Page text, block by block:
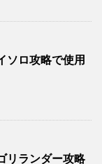
ソロ攻略で使用
リランダー攻略